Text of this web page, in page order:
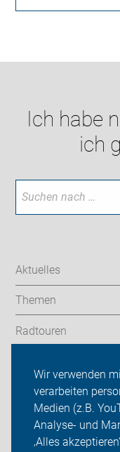
Wir verwenden
verarbeiten
Medien (z.B.
Analyse- und
‚Alles
Ich habe
ich
Aktuelles
Themen
Radtouren
ADFC Göttingen
Sei dabei